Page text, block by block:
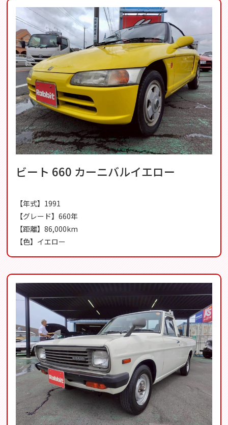
ビート 660 カーニバルイエロー
【年式】1991
【グレード】660年
【距離】86,000km
【色】イエロー